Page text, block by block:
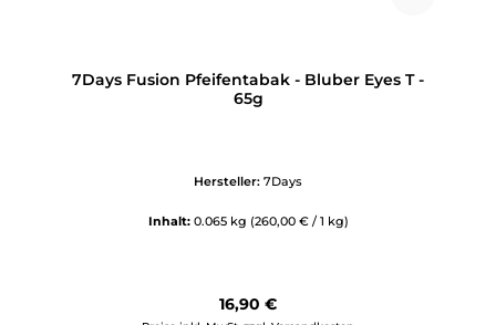
7Days Fusion Pfeifentabak - Bluber Eyes T -
65g
Hersteller: 7Days
Inhalt: 0.065 kg (260,00 € / 1 kg)
Regulärer Preis:
16,90 €